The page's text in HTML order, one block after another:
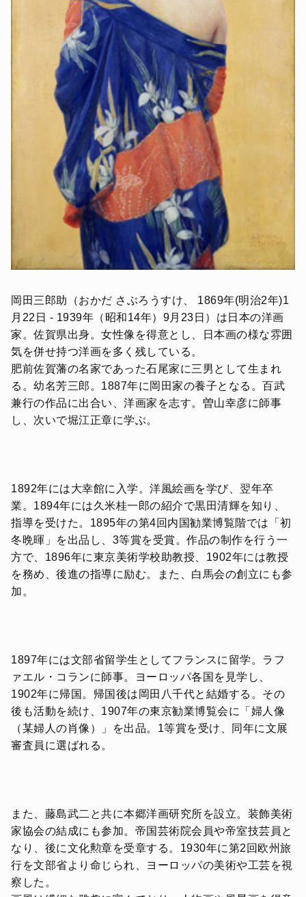
岡田三郎助（おかだ さぶろうすけ、 1869年(明治2年)1
月22日 - 1939年（昭和14年）9月23日）は日本の洋画
家。佐賀県出身。女性像を得意とし、日本画の様な雰囲
気を併せ持つ洋画を多く残している。
肥前佐賀藩の名家であった石尾家に三男として生まれ
る。幼名芳三郎。1887年に岡田家の養子となる。百武
兼行の作品に出合い、洋画家を志す。曽山幸彦に師事
し、次いで堀江正章に学ぶ。
1892年には大幸館に入学。洋風絵画を学び、翌年卒
業。1894年には久米桂一郎の紹介で黒田清輝を知り、
指導を受けた。1895年の第4回内国勧業博覧階では「初
冬晩暉」を出品し、3等賞を受賞。作品の制作を行う一
方で、1896年に東京美術学校助教授、1902年には教授
を務め、後進の指導に励む。また、白馬会の創立にも参
加。
1897年には文部省留学生としてフランスに留学。ラフ
ァエル・コランに師事。ヨーロッパ各国を見学し、
1902年に帰国。帰国後は岡田八千代と結婚する。その
後も活動を続け、1907年の東京勧業博覧会に「婦人像
（某婦人の肖像）」を出品。1等賞を受け、同年に文展
審査員に選ばれる。
また、藤島武二と共に本郷洋画研究所を設立。装飾美術
家協会の結成にも参加。帝国芸術院会員や帝室技芸員と
なり、後に文化勲章を受章する。1930年に第2回欧州旅
行を文部省より命じられ、ヨーロッパの美術や工芸を視
察した。